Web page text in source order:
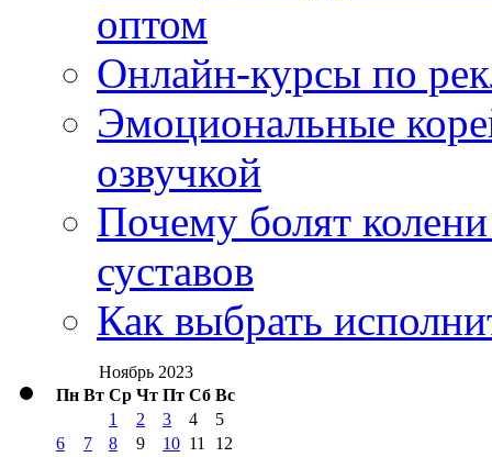
оптом
Онлайн-курсы по
Эмоциональные
озвучкой
Почему болят
суставов
Как выбрать
Ноябрь 2023
Пн Вт Ср Чт Пт Сб Вс
1 2 3 4
5
6
7 8 9 10 11
12